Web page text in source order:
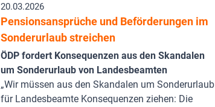
20.03.2026
Pensionsansprüche und Beförderungen im
Sonderurlaub streichen
ÖDP fordert Konsequenzen aus den Skandalen
um Sonderurlaub von Landesbeamten
„Wir müssen aus den Skandalen um Sonderurlaub
für Landesbeamte Konsequenzen ziehen: Die